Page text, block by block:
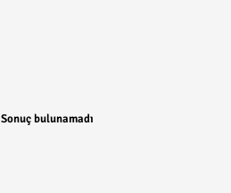
Sonuç bulunamadı